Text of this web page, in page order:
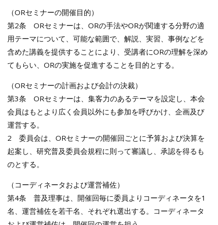
（ORセミナーの開催目的）
第2条 ORセミナーは、ORの手法やORが関連する分野の適
用テーマについて、可能な範囲で、解説、実習、事例などを
含めた講義を提供することにより、受講者にORの理解を深め
てもらい、ORの実施を促進することを目的とする。
（ORセミナーの計画および会計の決裁）
第3条 ORセミナーは、集客力のあるテーマを設定し、本会
会員はもとより広く会員以外にも参加を呼びかけ、企画及び
運営する。
2 委員会は、ORセミナーの開催回ごとに予算および決算を
起案し、研究普及委員会規程に則って審議し、承認を得るも
のとする。
（コーディネータおよび運営補佐）
第4条 普及理事は、開催回毎に委員よりコーディネータを1
名、運営補佐を若干名、それぞれ選出する。コーディネータ